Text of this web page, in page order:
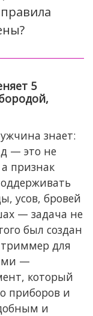
5
знает:
— это не
признак
усов, бровей
— задача не
был создан
для
—
который
приборов и
и